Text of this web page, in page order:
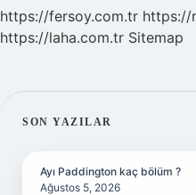
https://fersoy.com.tr https://
https://laha.com.tr Sitemap
SIDEBAR
SON YAZILAR
Ayı Paddington kaç bölüm ?
Ağustos 5, 2026